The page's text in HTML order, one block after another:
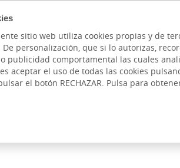
sitio web utiliza cookies propias y de
personalización, que si lo autorizas,
publicidad comportamental las cuales
aceptar el uso de todas las cookies
el botón RECHAZAR. Pulsa para
BANCA PRIVADA